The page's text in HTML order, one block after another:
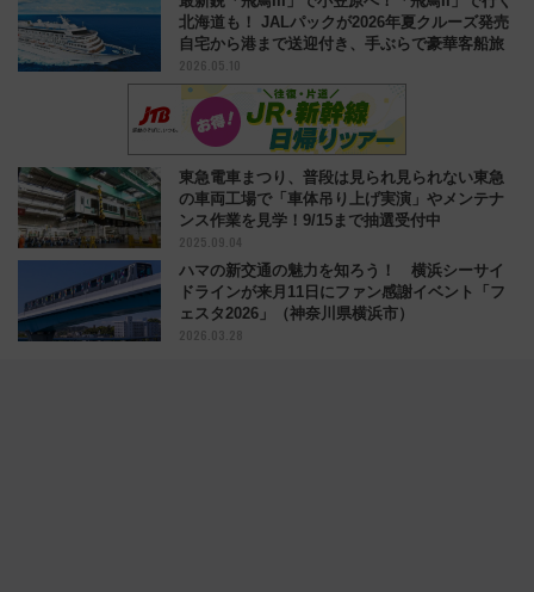
北海道も！ JALパックが2026年夏クルーズ発売
自宅から港まで送迎付き、手ぶらで豪華客船旅
2026.05.10
東急電車まつり、普段は見られ見られない東急
の車両工場で「車体吊り上げ実演」やメンテナ
ンス作業を見学！9/15まで抽選受付中
2025.09.04
ハマの新交通の魅力を知ろう！ 横浜シーサイ
ドラインが来月11日にファン感謝イベント「フ
ェスタ2026」（神奈川県横浜市）
2026.03.28